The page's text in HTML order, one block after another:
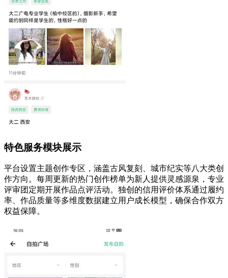
特色服务模块展示
平台设置主题创作专区，涵盖古风复刻、城市纪实等八大类创
作方向。每周更新的热门创作榜单为新人提供灵感源泉，专业
评审团定期开展作品点评活动。独创的信用评价体系通过履约
率、作品质量等多维度数据建立用户成长模型，确保合作双方
权益保障。